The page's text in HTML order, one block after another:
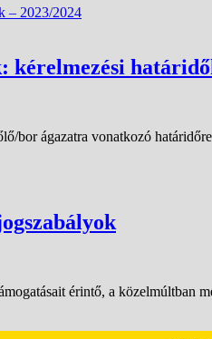
kérelmezési
bor ágazatra vonatkozó
érintő, a közelmúltban